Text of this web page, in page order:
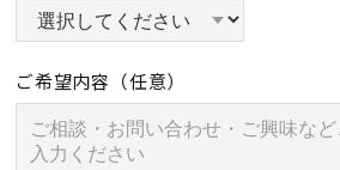
ご希望内容 （任意）